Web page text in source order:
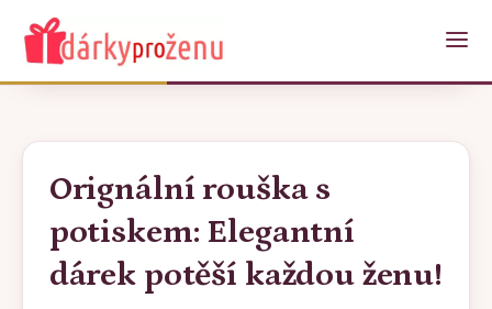
Orignální rouška s
potiskem: Elegantní
dárek potěší každou ženu!